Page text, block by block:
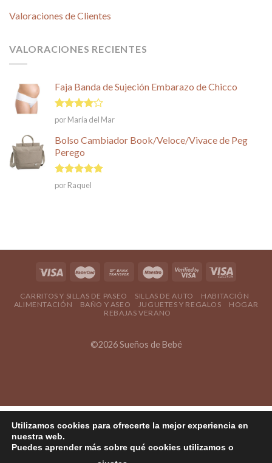
Valoraciones de Clientes
VALORACIONES RECIENTES
Faja Banda de Sujeción Embarazo de Chicco
Valorado
en
5
por María del Mar
Bolso Cambiador Book/Veloce/Vivace de Peg
Perego
Valorado en
5
de 5
por Raquel
CARRITOS Y SILLAS DE PASEO SILLAS DE AUTO
HABITACIÓN
ALIMENTACIÓN
BAÑO Y ASEO JUGUETES Y REGALOS
HOGAR
REBAJAS VERANO
©2026 Sueños de Bebé
Utilizamos cookies para ofrecerte la mejor experiencia en
nuestra web.
Puedes aprender más sobre qué cookies utilizamos o